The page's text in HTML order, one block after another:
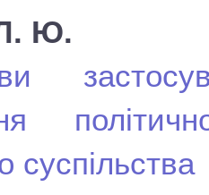
Ю.
суспільства